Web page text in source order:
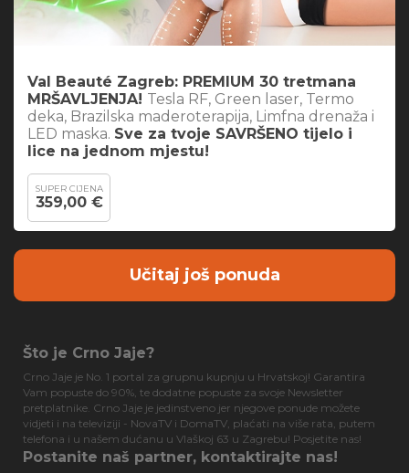
Val Beauté Zagreb: PREMIUM 30 tretmana
MRŠAVLJENJA! Tesla RF, Green laser, Termo
deka, Brazilska maderoterapija, Limfna drenaža i
LED maska. Sve za tvoje SAVRŠENO tijelo i
lice na jednom mjestu!
SUPER CIJENA
359,00 €
Učitaj još ponuda
Što je Crno Jaje?
Crno Jaje je No. 1 portal za grupnu kupnju u Hrvatskoj! Garantira
Vam popuste do 90%, te dodatne popuste za svoje Newsletter
pretplatnike. Crno Jaje je jedinstveno jer njegove ponude možete
vidjeti i na televiziji - NovaTV i DomaTV, plaćati na više rata, putem
telefona i u našem dućanu u Vlaškoj 63 u Zagrebu! Posjetite nas!
Postanite naš partner, kontaktirajte nas!